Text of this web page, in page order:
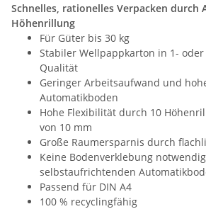
Schnelles, rationelles Verpacken durch
Höhenrillung
Für Güter bis 30 kg
Stabiler Wellpappkarton in 1-
Qualität
Geringer Arbeitsaufwand und
Automatikboden
Hohe Flexibilität durch 10
von 10 mm
Große Raumersparnis durch
Keine Bodenverklebung
selbstaufrichtenden
Passend für DIN A4
100 % recyclingfähig